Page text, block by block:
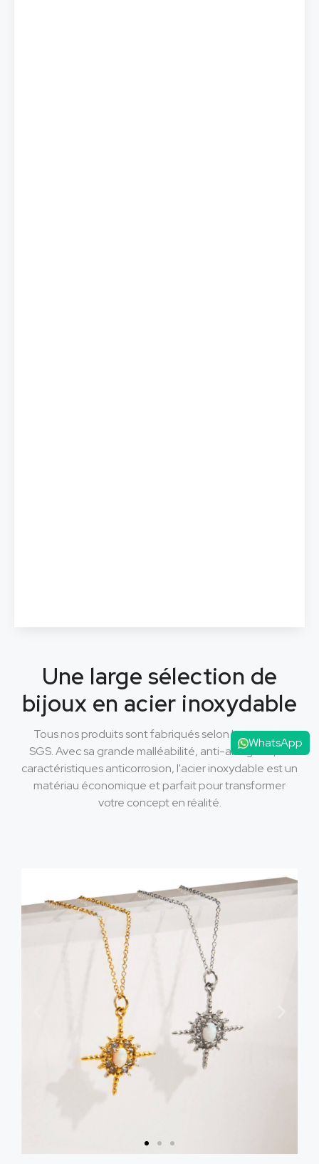
Une large sélection de
bijoux en acier inoxydable
Tous nos produits sont fabriqués selon les normes
SGS. Avec sa grande malléabilité, anti-allergène, et
caractéristiques anticorrosion, l'acier inoxydable est un
matériau économique et parfait pour transformer
votre concept en réalité.
WhatsApp